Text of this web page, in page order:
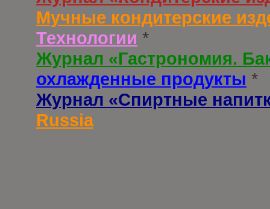
Мучные кондитерские
Технологии *
Журнал «Гастрономия.
охлажденные продукты *
Журнал «Спиртные
Russia